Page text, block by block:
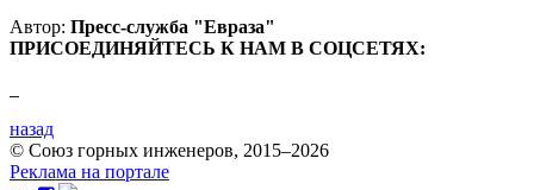
Автор: Пресс-служба "Евраза"
ПРИСОЕДИНЯЙТЕСЬ К НАМ В СОЦСЕТЯХ:
назад
© Союз горных инженеров, 2015–2026
Реклама на портале